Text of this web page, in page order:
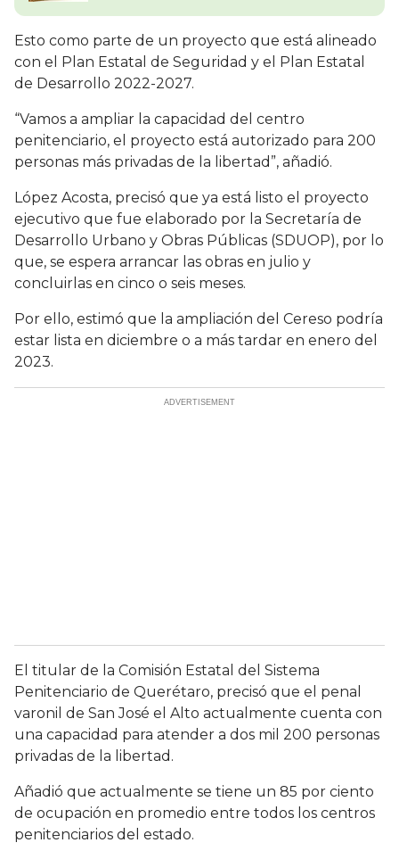
Esto como parte de un proyecto que está alineado
con el Plan Estatal de Seguridad y el Plan Estatal
de Desarrollo 2022-2027.
“Vamos a ampliar la capacidad del centro
penitenciario, el proyecto está autorizado para 200
personas más privadas de la libertad”, añadió.
López Acosta, precisó que ya está listo el proyecto
ejecutivo que fue elaborado por la Secretaría de
Desarrollo Urbano y Obras Públicas (SDUOP), por lo
que, se espera arrancar las obras en julio y
concluirlas en cinco o seis meses.
Por ello, estimó que la ampliación del Cereso podría
estar lista en diciembre o a más tardar en enero del
2023.
El titular de la Comisión Estatal del Sistema
Penitenciario de Querétaro, precisó que el penal
varonil de San José el Alto actualmente cuenta con
una capacidad para atender a dos mil 200 personas
privadas de la libertad.
Añadió que actualmente se tiene un 85 por ciento
de ocupación en promedio entre todos los centros
penitenciarios del estado.